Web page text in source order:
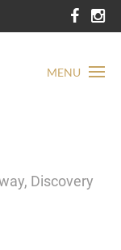
MENU
Discovery